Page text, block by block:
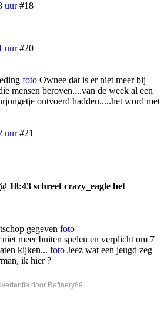
uur #18
uur #20
foto Ownee dat is er niet meer bij
mensen beroven....van de week al een
ontvoerd hadden.....het word met
uur #21
18:43 schreef crazy_eagle het
gegeven foto
niet meer buiten spelen en verplicht om 7
kijken... foto Jeez wat een jeugd zeg
ik hier ?
door Refinery89